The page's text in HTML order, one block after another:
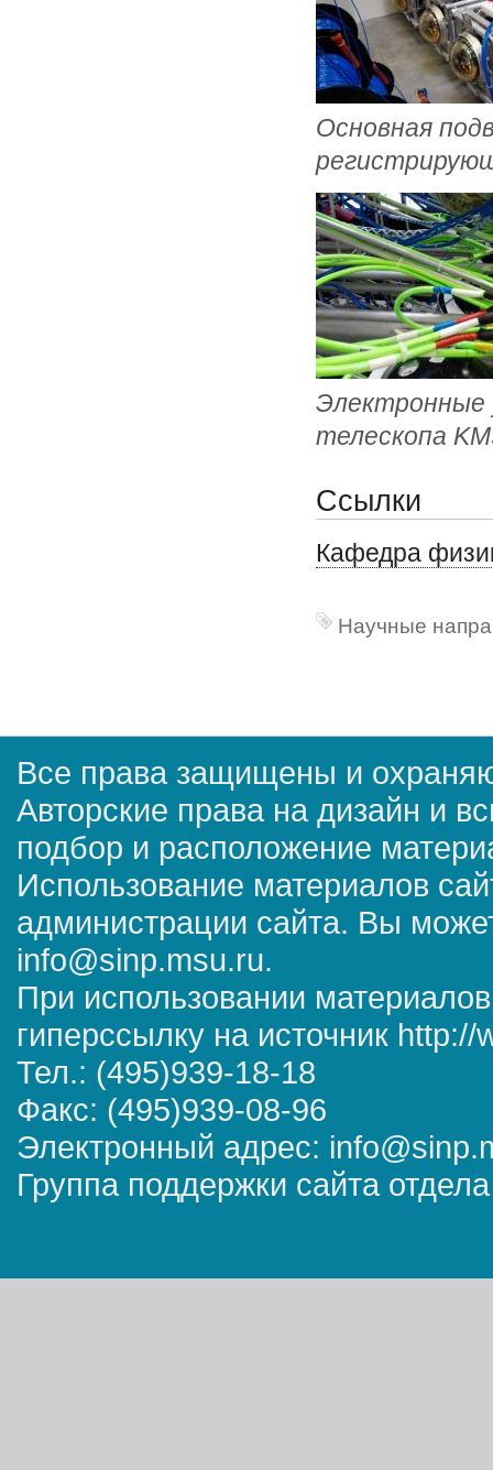
Основная
Электронные
телескопа
Ссылки
Кафедра
Научные
Все права защищены и
Авторские права на дизайн и
подбор и расположение
Использование материалов
администрации сайта. Вы
info@sinp.msu.ru.
При использовании
гиперссылку на источник
Тел.: (495)939-18-18
Факс: (495)939-08-96
Электронный адрес:
Группа поддержки сайта